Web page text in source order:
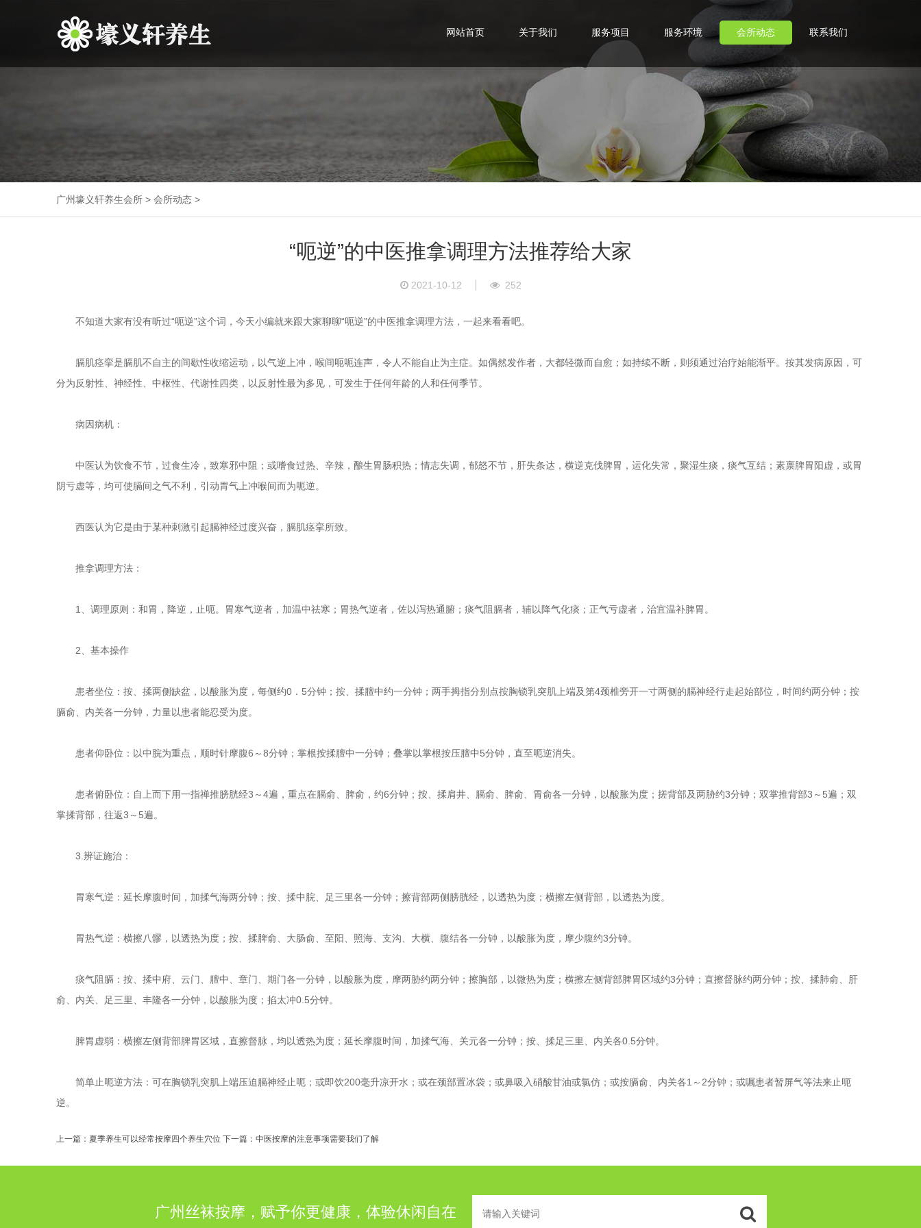
网站首页 关于我们 服务项目 服务环境 会所动态 联系我们
广州壕义轩养生会所 > 会所动态 >
“呃逆”的中医推拿调理方法推荐给大家
2021-10-12 252
不知道大家有没有听过“呃逆”这个词，今天小编就来跟大家聊聊“呃逆”的中医推拿调理方法，一起来看看吧。
膈肌痉挛是膈肌不自主的间歇性收缩运动，以气逆上冲，喉间呃呃连声，令人不能自止为主症。如偶然发作者，大都轻微而自愈；如持续不断，则须通过治疗始能渐平。按其发病原因，可
分为反射性、神经性、中枢性、代谢性四类，以反射性最为多见，可发生于任何年龄的人和任何季节。
病因病机：
中医认为饮食不节，过食生冷，致寒邪中阻；或嗜食过热、辛辣，酿生胃肠积热；情志失调，郁怒不节，肝失条达，横逆克伐脾胃，运化失常，聚湿生痰，痰气互结；素禀脾胃阳虚，或胃
阴亏虚等，均可使膈间之气不利，引动胃气上冲喉间而为呃逆。
西医认为它是由于某种刺激引起膈神经过度兴奋，膈肌痉挛所致。
推拿调理方法：
1、调理原则：和胃，降逆，止呃。胃寒气逆者，加温中祛寒；胃热气逆者，佐以泻热通腑；痰气阻膈者，辅以降气化痰；正气亏虚者，治宜温补脾胃。
2、基本操作
患者坐位：按、揉两侧缺盆，以酸胀为度，每侧约0．5分钟；按、揉膻中约一分钟；两手拇指分别点按胸锁乳突肌上端及第4颈椎旁开一寸两侧的膈神经行走起始部位，时间约两分钟；按
膈俞、内关各一分钟，力量以患者能忍受为度。
患者仰卧位：以中脘为重点，顺时针摩腹6～8分钟；掌根按揉膻中一分钟；叠掌以掌根按压膻中5分钟，直至呃逆消失。
患者俯卧位：自上而下用一指禅推膀胱经3～4遍，重点在膈俞、脾俞，约6分钟；按、揉肩井、膈俞、脾俞、胃俞各一分钟，以酸胀为度；搓背部及两胁约3分钟；双掌推背部3～5遍；双
掌揉背部，往返3～5遍。
3.辨证施治：
胃寒气逆：延长摩腹时间，加揉气海两分钟；按、揉中脘、足三里各一分钟；擦背部两侧膀胱经，以透热为度；横擦左侧背部，以透热为度。
胃热气逆：横擦八髎，以透热为度；按、揉脾俞、大肠俞、至阳、照海、支沟、大横、腹结各一分钟，以酸胀为度，摩少腹约3分钟。
痰气阻膈：按、揉中府、云门、膻中、章门、期门各一分钟，以酸胀为度，摩两胁约两分钟；擦胸部，以微热为度；横擦左侧背部脾胃区域约3分钟；直擦督脉约两分钟；按、揉肺俞、肝
俞、内关、足三里、丰隆各一分钟，以酸胀为度；掐太冲0.5分钟。
脾胃虚弱：横擦左侧背部脾胃区域，直擦督脉，均以透热为度；延长摩腹时间，加揉气海、关元各一分钟；按、揉足三里、内关各0.5分钟。
简单止呃逆方法：可在胸锁乳突肌上端压迫膈神经止呃；或即饮200毫升凉开水；或在颈部置冰袋；或鼻吸入硝酸甘油或氯仿；或按膈俞、内关各1～2分钟；或嘱患者暂屏气等法来止呃
逆。
上一篇： 夏季养生可以经常按摩四个养生穴位 下一篇： 中医按摩的注意事项需要我们了解
广州丝袜按摩，赋予你更健康，体验休闲自在